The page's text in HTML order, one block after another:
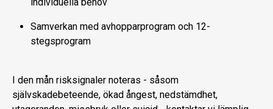
individuella behov
Samverkan med avhopparprogram och 12-
stegsprogram
I den mån risksignaler noteras - såsom
självskadebeteende, ökad ångest, nedstämdhet,